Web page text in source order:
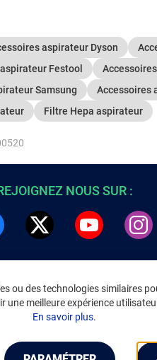
aspirateur Dyson
Festool
Samsung Accessoires
Filtre Hepa aspirateur
ou des technologies similaires
une meilleure expérience
En savoir plus.
NOUS SUR :
INFORMATIONS
Environnement
CGV/CGU
Gérer mes cookies